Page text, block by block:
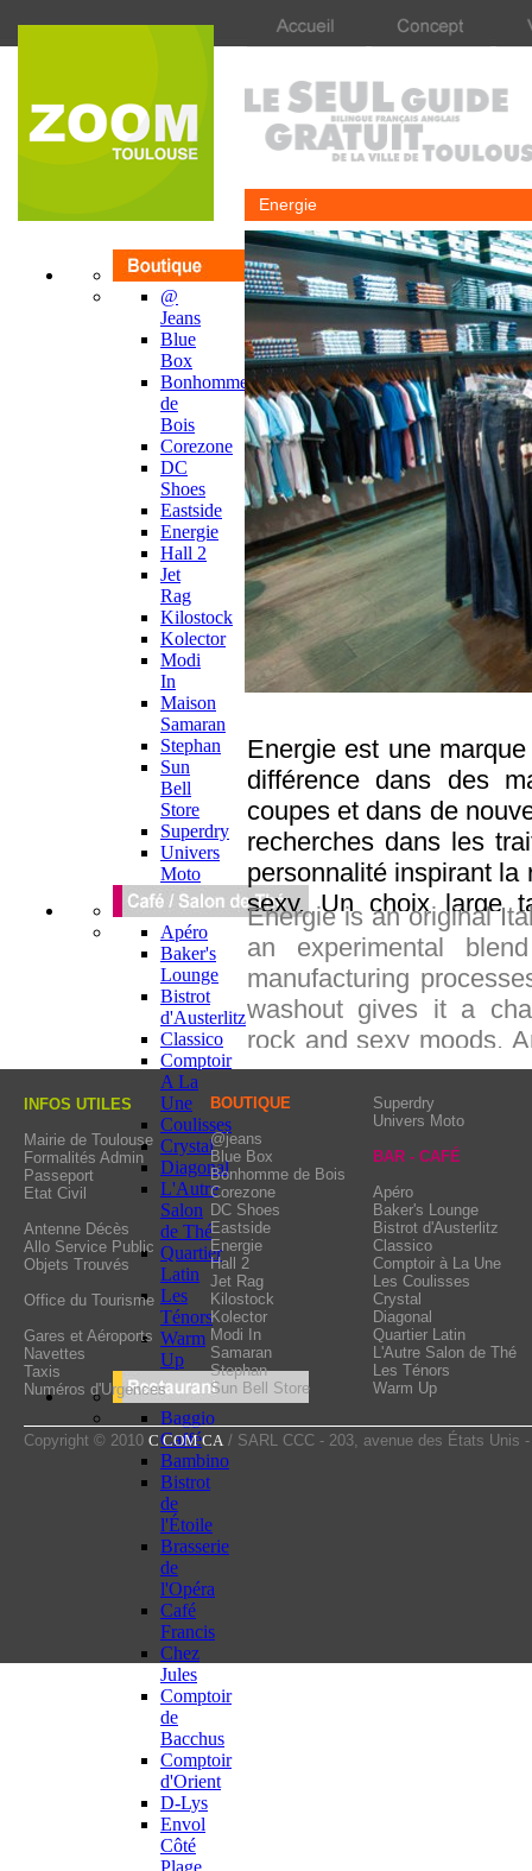
Energie
Energie is an original
an experimental
manufacturing
washout gives it a
rock and sexy moods.
personality thanks to its
choices. The brand
variety of clothes with
settled in all the
Toulouse.
Energie est une
différence dans des
coupes et dans de
recherches dans les
personnalité inspirant
sexy. Un choix large
variétés de délavage
s’affirmer. La marque
une multitude de
Energie déjà
Monde est maintenant à
@
Jeans
Blue
Box
Bonhomme
de
Bois
Corezone
DC
Shoes
Eastside
Energie
Hall 2
Jet
Rag
Kilostock
Kolector
Modi
In
Maison
Samaran
Stephan
Sun
Bell
Store
Superdry
Univers
Moto
Apéro
Baker's
Lounge
Bistrot
d'Austerlitz
Classico
Comptoir
A La
Une
Coulisses
Crystal
Diagonal
L'Autre
Salon
de Thé
Quartier
Latin
Les
Ténors
Warm
Up
Baggio
Caffé
Bambino
Bistrot
de
l'Étoile
Brasserie
de
l'Opéra
Café
Francis
Chez
Jules
Comptoir
de
Bacchus
Comptoir
d'Orient
D-Lys
Envol
Côté
Plage
INFOS UTILES
Mairie de Toulouse
Formalités Admin
Passeport
Etat Civil
Antenne Décès
Allo Service Public
Objets Trouvés
Office du Tourisme
Gares et Aéroports
Navettes
Taxis
Numéros d'Urgences
Copyright © 2010 C COM CA / SARL CCC - 203, avenue des États Unis
Superdry
Univers Moto
BAR - CAFÉ
Apéro
Baker's Lounge
Bistrot d'Austerlitz
Classico
Comptoir à La Une
Les Coulisses
Crystal
Diagonal
Quartier Latin
L'Autre Salon de Thé
Les Ténors
Warm Up
BOUTIQUE
@jeans
Blue Box
Bonhomme de Bois
Corezone
DC Shoes
Eastside
Energie
Hall 2
Jet Rag
Kilostock
Kolector
Modi In
Samaran
Stephan
Sun Bell Store